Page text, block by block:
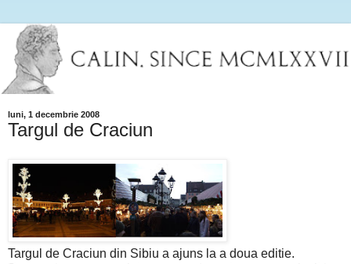
luni, 1 decembrie 2008
Targul de Craciun
Targul de Craciun din Sibiu a ajuns la a doua editie.